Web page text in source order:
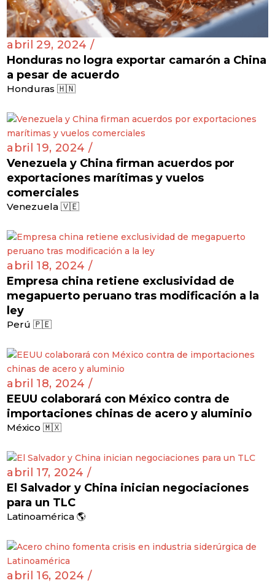
abril 29, 2024 /
Honduras no logra exportar camarón a China
a pesar de acuerdo
Honduras 🇭🇳
abril 19, 2024 /
Venezuela y China firman acuerdos por
exportaciones marítimas y vuelos
comerciales
Venezuela 🇻🇪
abril 18, 2024 /
Empresa china retiene exclusividad de
megapuerto peruano tras modificación a la
ley
Perú 🇵🇪
abril 18, 2024 /
EEUU colaborará con México contra de
importaciones chinas de acero y aluminio
México 🇲🇽
abril 17, 2024 /
El Salvador y China inician negociaciones
para un TLC
Latinoamérica 🌎
abril 16, 2024 /